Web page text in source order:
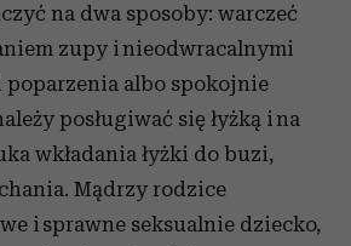
na dwa sposoby: warczeć
zupy i nieodwracalnymi
albo spokojnie
posługiwać się łyżką i na
wkładania łyżki do buzi,
Mądrzy rodzice
i sprawne seksualnie dziecko,